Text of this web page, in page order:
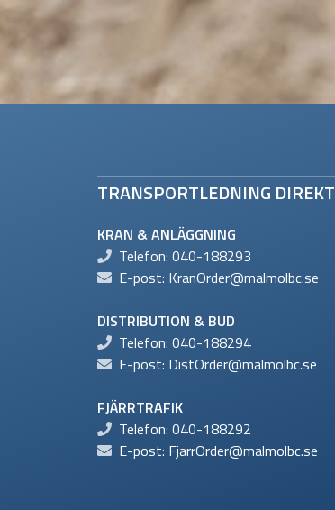
TRANSPORTLEDNING DIREKT
KRAN & ANLÄGGNING
Telefon: 040-188293
E-post: KranOrder@malmolbc.se
DISTRIBUTION & BUD
Telefon: 040-188294
E-post: DistOrder@malmolbc.se
FJÄRRTRAFIK
Telefon: 040-188292
E-post: FjarrOrder@malmolbc.se